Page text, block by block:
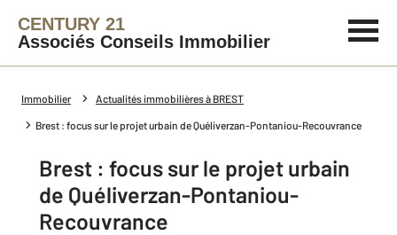
CENTURY 21
Associés Conseils Immobilier
Immobilier Actualités immobilières à BREST
Brest : focus sur le projet urbain de Quéliverzan-Pontaniou-Recouvrance
Brest : focus sur le projet urbain
de Quéliverzan-Pontaniou-
Recouvrance